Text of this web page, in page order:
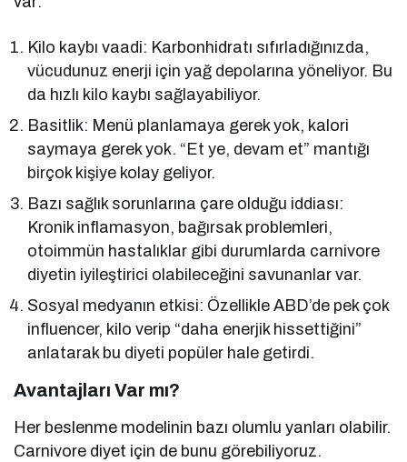
Kilo kaybı vaadi: Karbonhidratı sıfırladığınızda,
vücudunuz enerji için yağ depolarına yöneliyor. Bu
da hızlı kilo kaybı sağlayabiliyor.
Basitlik: Menü planlamaya gerek yok, kalori
saymaya gerek yok. “Et ye, devam et” mantığı
birçok kişiye kolay geliyor.
Bazı sağlık sorunlarına çare olduğu iddiası:
Kronik inflamasyon, bağırsak problemleri,
otoimmün hastalıklar gibi durumlarda carnivore
diyetin iyileştirici olabileceğini savunanlar var.
Sosyal medyanın etkisi: Özellikle ABD’de pek çok
influencer, kilo verip “daha enerjik hissettiğini”
anlatarak bu diyeti popüler hale getirdi.
Avantajları Var mı?
Her beslenme modelinin bazı olumlu yanları olabilir.
Carnivore diyet için de bunu görebiliyoruz.